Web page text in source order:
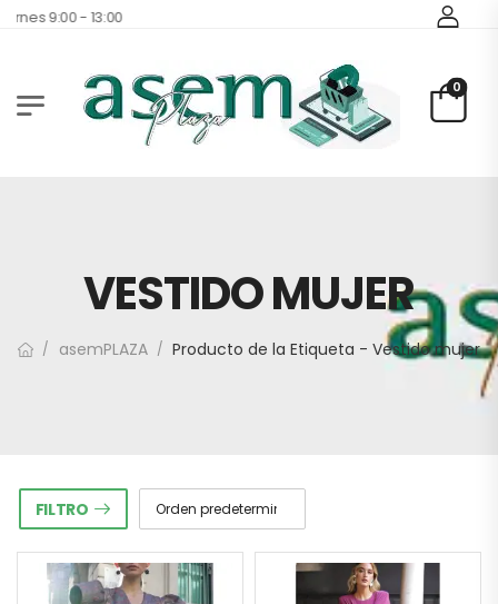
9:00 - 13:00
0
VESTIDO MUJER
/ asemPLAZA / Producto de la Etiqueta - Vestido mujer
FILTRO